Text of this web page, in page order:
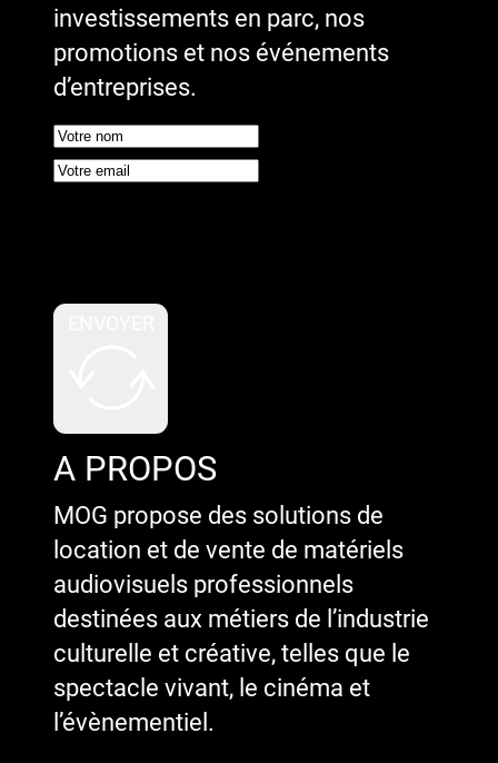
investissements en parc, nos
promotions et nos événements
d’entreprises.
A PROPOS
MOG propose des solutions de
location et de vente de matériels
audiovisuels professionnels
destinées aux métiers de l’industrie
culturelle et créative, telles que le
spectacle vivant, le cinéma et
l’évènementiel.